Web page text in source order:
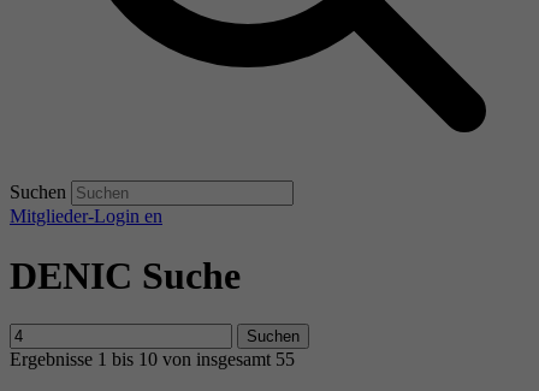
Suchen
Mitglieder-Login en
DENIC Suche
Suchen
Ergebnisse 1 bis 10 von insgesamt 55